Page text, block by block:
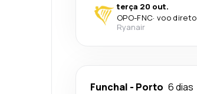
terça 20 out.
OPO-FNC· voo direto
Ryanair
Funchal - Porto 6 dias